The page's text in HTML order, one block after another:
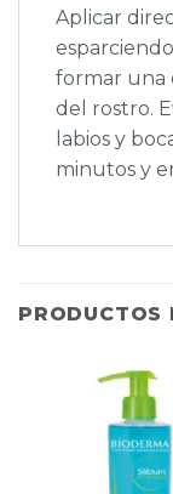
Aplicar
formar una
del rostro.
labios y
minutos y
PRODUCTOS